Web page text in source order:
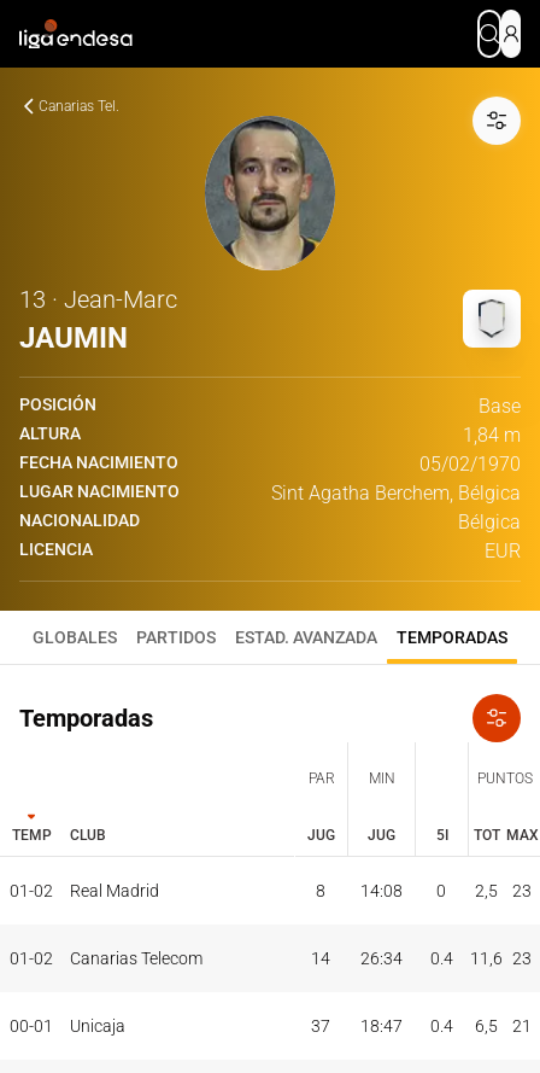
Canarias Tel.
13 · Jean-Marc
JAUMIN
POSICIÓN Base
ALTURA 1,84 m
FECHA NACIMIENTO 05/02/1970
LUGAR NACIMIENTO Sint Agatha Berchem, Bélgica
NACIONALIDAD Bélgica
LICENCIA EUR
GLOBALES PARTIDOS ESTAD. AVANZADA TEMPORADAS
Temporadas
TEMP CLUB
PAR MIN
5I
PUNTOS
JUG JUG TOT MAX
TEMP CLUB
PAR MIN
5I
PUNTOS
01-02 Real Madrid 8 14:08 0 2,5 23
01-02 Canarias Telecom 14 26:34 0.4 11,6 23
00-01 Unicaja 37 18:47 0.4 6,5 21